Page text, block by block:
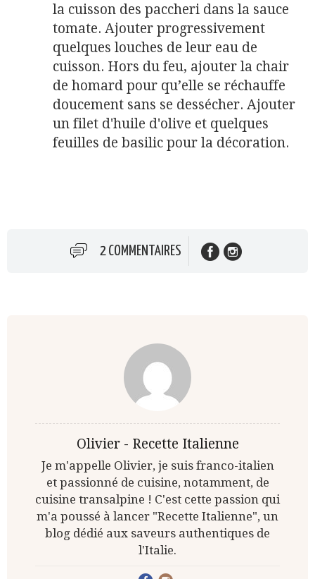
la cuisson des paccheri dans la sauce
tomate. Ajouter progressivement
quelques louches de leur eau de
cuisson. Hors du feu, ajouter la chair
de homard pour qu’elle se réchauffe
doucement sans se dessécher. Ajouter
un filet d'huile d'olive et quelques
feuilles de basilic pour la décoration.
2 COMMENTAIRES
Olivier - Recette Italienne
Je m'appelle Olivier, je suis franco-italien
et passionné de cuisine, notamment, de
cuisine transalpine ! C'est cette passion qui
m'a poussé à lancer "Recette Italienne", un
blog dédié aux saveurs authentiques de
l'Italie.